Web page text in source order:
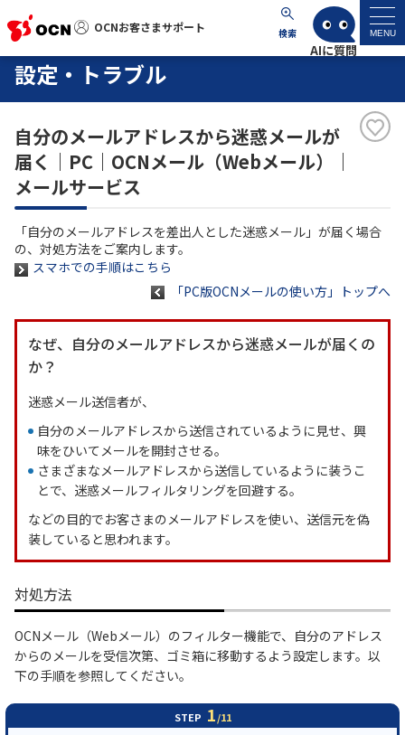
OCNお客さまサポート 検索 MENU
OCNお客さまサポート
サポートトップ
サービス名から探す
よくあるご質問
工事・故障情報
各種ダウンロード
お問い合わせ
履歴・お気に入り
お知らせ サポートサイトの使い方
NTTドコモビジネスのお客さ
まはこちら
サービス
OCN サービス一覧
設定・トラブル
自分のメールアドレスから迷惑メールが
届く｜PC｜OCNメール（Webメール）｜
メールサービス
「自分のメールアドレスを差出人とした迷惑メール」が届く場合
の、対処方法をご案内します。
スマホでの手順はこちら
「PC版OCNメールの使い方」トップへ
なぜ、自分のメールアドレスから迷惑メールが届くの
か？
迷惑メール送信者が、
自分のメールアドレスから送信されているように見せ、興
味をひいてメールを開封させる。
さまざまなメールアドレスから送信しているように装うこ
とで、迷惑メールフィルタリングを回避する。
などの目的でお客さまのメールアドレスを使い、送信元を偽
装していると思われます。
対処方法
OCNメール（Webメール）のフィルター機能で、自分のアドレス
からのメールを受信次第、ゴミ箱に移動するよう設定します。以
下の手順を参照してください。
STEP 1/11